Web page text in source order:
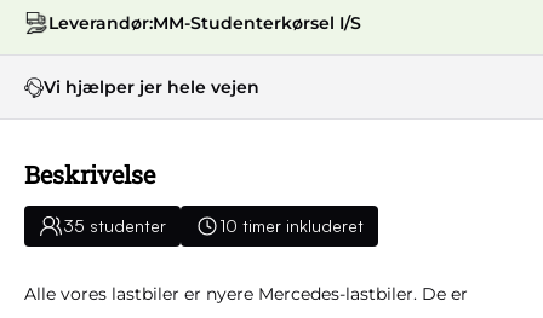
Leverandør:MM-Studenterkørsel I/S
Vi hjælper jer hele vejen
Beskrivelse
35 studenter 10 timer inkluderet
Alle vores lastbiler er nyere Mercedes-lastbiler. De er